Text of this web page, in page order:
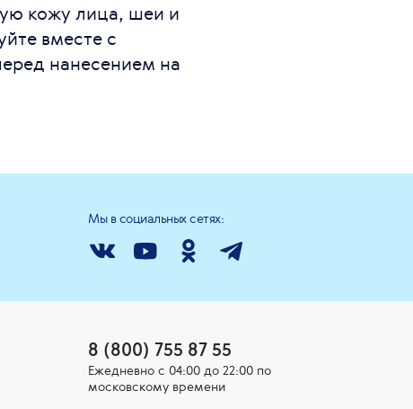
кожу лица, шеи и
вместе с
нанесением на
Мы в социальных сетях:
8 (800) 755 87 55
Ежедневно c 04:00 до 22:00 по
московскому времени